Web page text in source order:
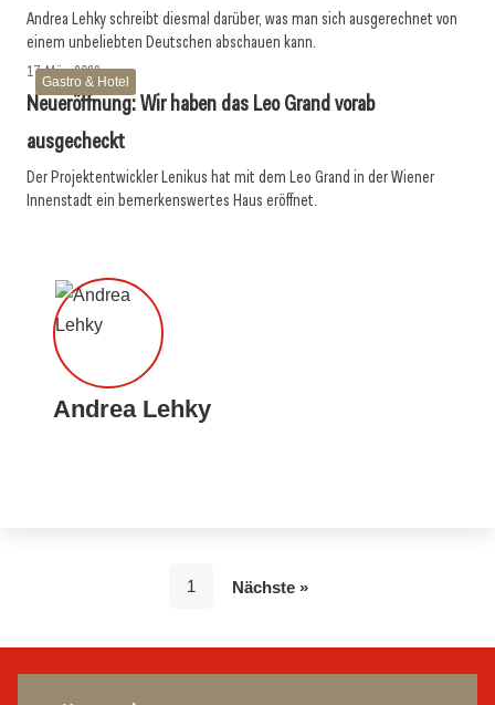
Andrea Lehky schreibt diesmal darüber, was man sich ausgerechnet von
einem unbeliebten Deutschen abschauen kann.
Gastro & Hotel
17. März 2022
Neueröffnung: Wir haben das Leo Grand vorab
ausgecheckt
Der Projektentwickler Lenikus hat mit dem Leo Grand in der Wiener
Innenstadt ein bemerkenswertes Haus eröffnet.
Andrea Lehky
1 Nächste »